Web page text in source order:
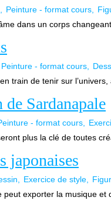
Peinture - format cours
dans un corps
Peinture - format cours
train de tenir sur l’univers,
Sardanapale
- format cours
plus la clé de toutes
japonaises
Exercice de style
exporter la musique et